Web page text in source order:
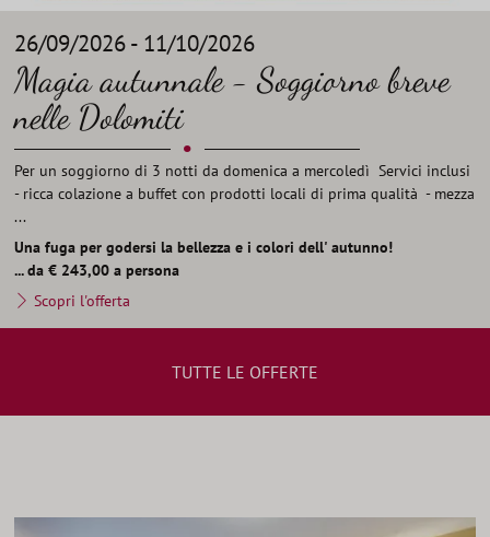
26/09/2026 - 11/10/2026
Magia autunnale - Soggiorno breve
nelle Dolomiti
•
Per un soggiorno di 3 notti da domenica a mercoledì Servici inclusi
- ricca colazione a buffet con prodotti locali di prima qualità - mezza
...
Una fuga per godersi la bellezza e i colori dell' autunno!
... da € 243,00 a persona
Scopri l'offerta
TUTTE LE OFFERTE